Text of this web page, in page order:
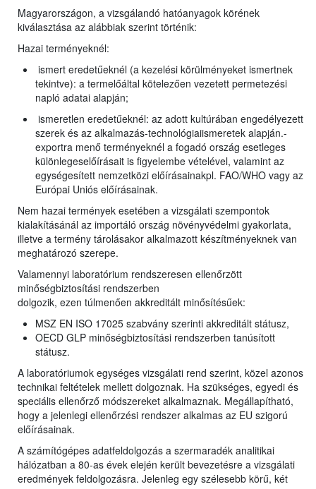
Magyarországon, a vizsgálandó hatóanyagok körének
kiválasztása az alábbiak szerint történik:
Hazai terményeknél:
ismert eredetűeknél (a kezelési körülményeket ismertnek
tekintve): a termelőáltal kötelezően vezetett permetezési
napló adatai alapján;
ismeretlen eredetűeknél: az adott kultúrában engedélyezett
szerek és az alkalmazás-technológiaiismeretek alapján.-
exportra menő terményeknél a fogadó ország esetleges
különlegeselőírásait is figyelembe vételével, valamint az
egységesített nemzetközi előírásainakpl. FAO/WHO vagy az
Európai Uniós előírásainak.
Nem hazai termények esetében a vizsgálati szempontok
kialakításánál az importáló ország növényvédelmi gyakorlata,
illetve a termény tárolásakor alkalmazott készítményeknek van
meghatározó szerepe.
Valamennyi laboratórium rendszeresen ellenőrzött
minőségbiztosítási rendszerben
dolgozik, ezen túlmenően akkreditált minősítésűek:
MSZ EN ISO 17025 szabvány szerinti akkreditált státusz,
OECD GLP minőségbiztosítási rendszerben tanúsított
státusz.
A laboratóriumok egységes vizsgálati rend szerint, közel azonos
technikai feltételek mellett dolgoznak. Ha szükséges, egyedi és
speciális ellenőrző módszereket alkalmaznak. Megállapítható,
hogy a jelenlegi ellenőrzési rendszer alkalmas az EU szigorú
előírásainak.
A számítógépes adatfeldolgozás a szermaradék analitikai
hálózatban a 80-as évek elején került bevezetésre a vizsgálati
eredmények feldolgozásra. Jelenleg egy szélesebb körű, két